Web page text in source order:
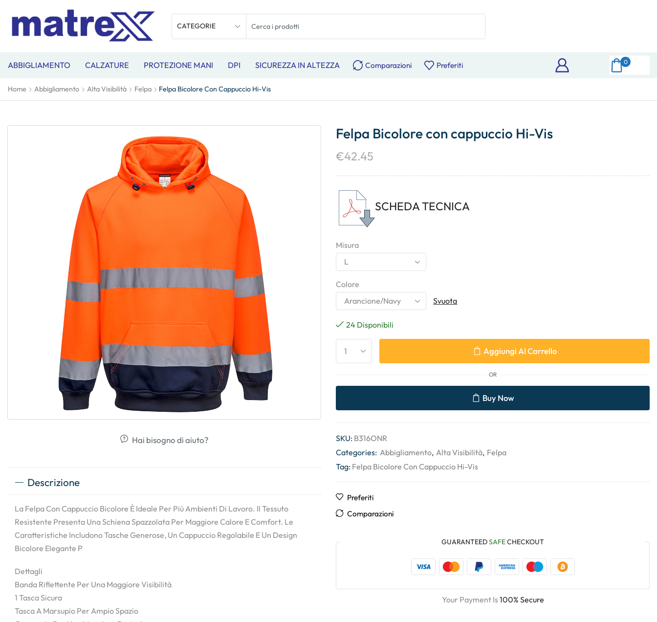
ABBIGLIAMENTO CALZATURE PROTEZIONE MANI DPI SICUREZZA IN ALTEZZA Comparazioni Preferiti 0
Home Abbigliamento Alta Visibilità Felpa Felpa Bicolore Con Cappuccio Hi-Vis
Hai bisogno di aiuto?
Descrizione
La Felpa Con Cappuccio Bicolore È Ideale Per Più Ambienti Di Lavoro. Il Tessuto
Resistente Presenta Una Schiena Spazzolata Per Maggiore Calore E Comfort. Le
Caratteristiche Includono Tasche Generose, Un Cappuccio Regolabile E Un Design
Bicolore Elegante P
Dettagli
Banda Riflettente Per Una Maggiore Visibilità
1 Tasca Sicura
Tasca A Marsupio Per Ampio Spazio
Felpa Bicolore con cappuccio Hi-Vis
€42.45
SCHEDA TECNICA
Misura
Colore
Svuota
24 Disponibili
Aggiungi Al Carrello
OR
Buy Now
SKU: B316ONR
Categories: Abbigliamento, Alta Visibilità, Felpa
Tag: Felpa Bicolore Con Cappuccio Hi-Vis
Preferiti
Comparazioni
GUARANTEEDSAFECHECKOUT
Your Payment Is100% Secure